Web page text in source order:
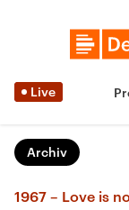
Live
Archiv
1967 – Love is